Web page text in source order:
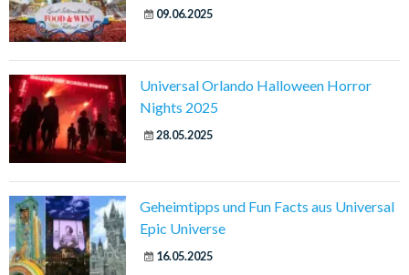
09.06.2025
Universal Orlando Halloween Horror
Nights 2025
28.05.2025
Geheimtipps und Fun Facts aus Universal
Epic Universe
16.05.2025